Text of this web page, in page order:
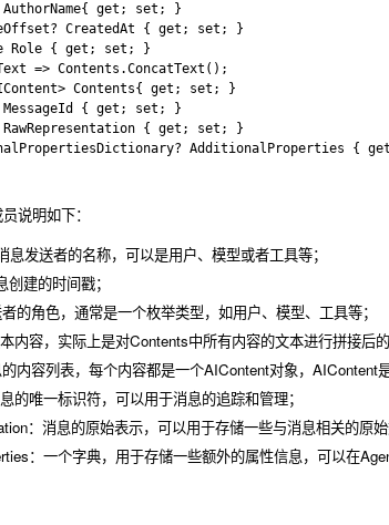
get; set; }
CreatedAt { get; set; }
Role { get; set; }
=> Contents.ConcatText();
Contents{ get; set; }
MessageId { get; set; }
{ get; set; }
AdditionalProperties {
说明如下：
息发送者的名称，可以是用户、模型或者工具等；
建的时间戳；
的角色，通常是一个枚举类型，如用户、模型、工具等；
内容，实际上是对Contents中所有内容的文本进行拼接后的
内容列表，每个内容都是一个AIContent对象， AIContent
的唯一标识符，可以用于消息的追踪和管理；
：消息的原始表示，可以用于存储一些与消息相关的原
：一个字典，用于存储一些额外的属性信息，可以在